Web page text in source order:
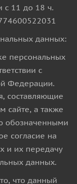
с 11 до 18 ч.
данных:
персональных
с
Федерации.
составляющие
сайте, а также
обозначенными
согласие на
и их передачу
данных.
что данный